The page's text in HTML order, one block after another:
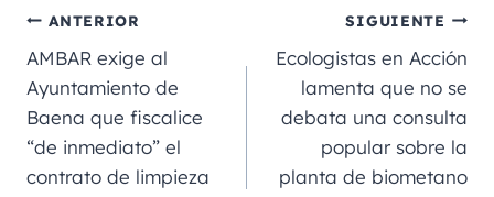
e
b
o
o
k
l
m
er
A
p
a
rt
ir
ANTERIOR
AMBAR exige al
Ayuntamiento de
Baena que fiscalice
“de inmediato” el
contrato de limpieza
SIGUIENTE
Ecologistas en Acción
lamenta que no se
debata una consulta
popular sobre la
planta de biometano